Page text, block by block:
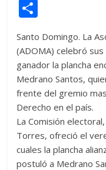
er s
A
p
p
di
t
m
p
ar
ti
r
Santo Domingo. La
(ADOMA) celebró
ganador la plancha
Medrano Santos,
frente del gremio
Derecho en el país.
La Comisión
Torres, ofreció el
cuales la plancha
postuló a Medrano